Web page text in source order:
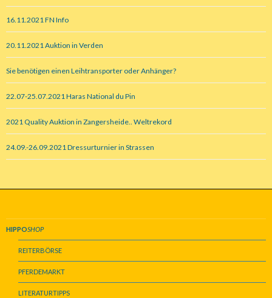
16.11.2021 FN Info
20.11.2021 Auktion in Verden
Sie benötigen einen Leihtransporter oder Anhänger?
22.07-25.07.2021 Haras National du Pin
2021 Quality Auktion in Zangersheide.. Weltrekord
24.09.-26.09.2021 Dressurturnier in Strassen
HIPPOSHOP
REITERBÖRSE
PFERDEMARKT
LITERATURTIPPS